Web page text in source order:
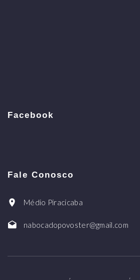
Facebook
Fale Conosco
Médio Piracicaba
nabocadopovoster@gmail.com